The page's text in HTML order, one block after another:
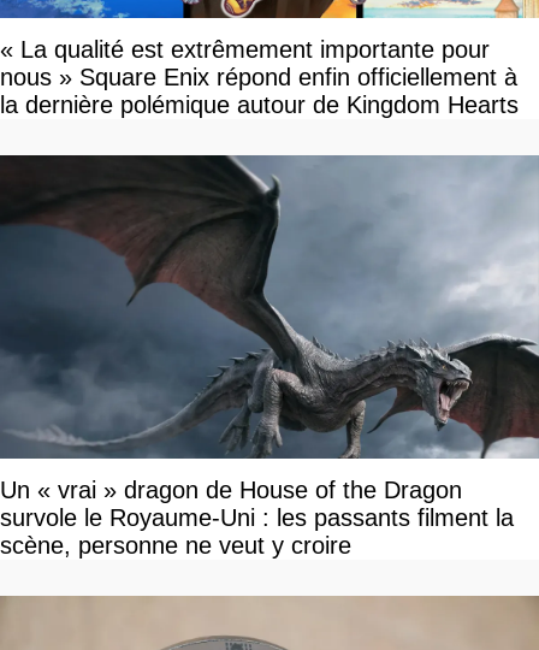
« La qualité est extrêmement importante pour
nous » Square Enix répond enfin officiellement à
la dernière polémique autour de Kingdom Hearts
Un « vrai » dragon de House of the Dragon
survole le Royaume-Uni : les passants filment la
scène, personne ne veut y croire